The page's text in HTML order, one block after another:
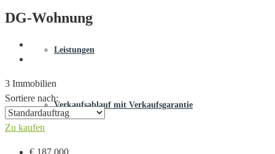
Leistungen
Verkaufsablauf mit Verkaufsgarantie
DG-Wohnung
3 Immobilien
Sortiere nach:
Zu kaufen
€ 187.000